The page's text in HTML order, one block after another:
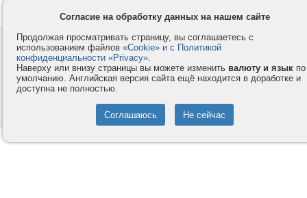
Контакты
Компания
Privacy и Cookie
Услуги
Как оплатить
Помощь
© 2008-2026
- Все права защищены.
Согласие на обработку данных на нашем сайте
Продолжая просматривать страницу, вы соглашаетесь с
использованием файлов «Cookie» и с Политикой
конфиденциальности «Privacy».
Наверху или внизу страницы вы можете изменить валюту и язык по
умолчанию. Английская версия сайта ещё находится в доработке и
доступна не полностью.